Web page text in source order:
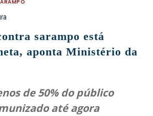
sarampo está
aponta Ministério da
de 50% do público
até agora